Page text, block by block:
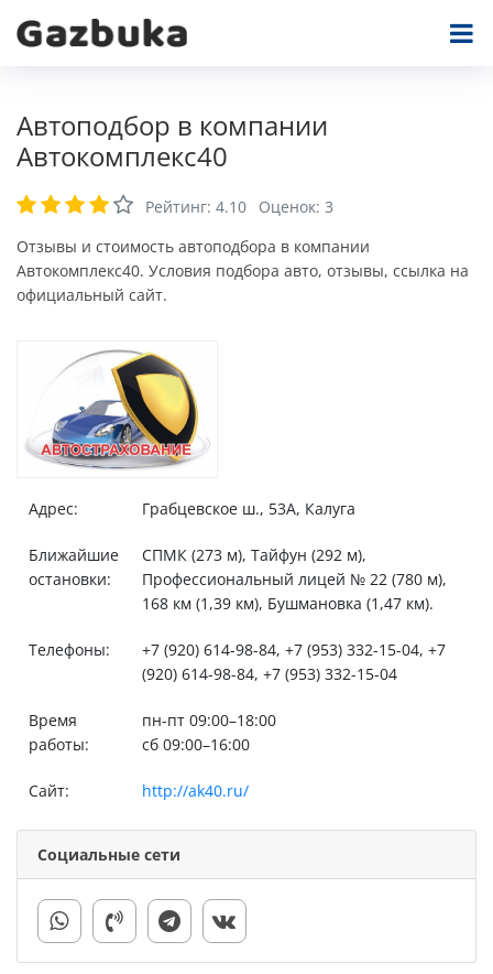
Автоподбор в компании
Автокомплекс40
Рейтинг: 4.10 Оценок: 3
Отзывы и стоимость автоподбора в компании
Автокомплекс40. Условия подбора авто, отзывы, ссылка на
официальный сайт.
Адрес: Грабцевское ш., 53А, Калуга
Ближайшие
остановки:
СПМК (273 м), Тайфун (292 м),
Профессиональный лицей № 22 (780 м),
168 км (1,39 км), Бушмановка (1,47 км).
Телефоны:
+7 (920) 614-98-84, +7 (953) 332-15-04, +7
(920) 614-98-84, +7 (953) 332-15-04
Время
работы:
пн-пт 09:00–18:00
сб 09:00–16:00
Сайт: http://ak40.ru/
Социальные сети